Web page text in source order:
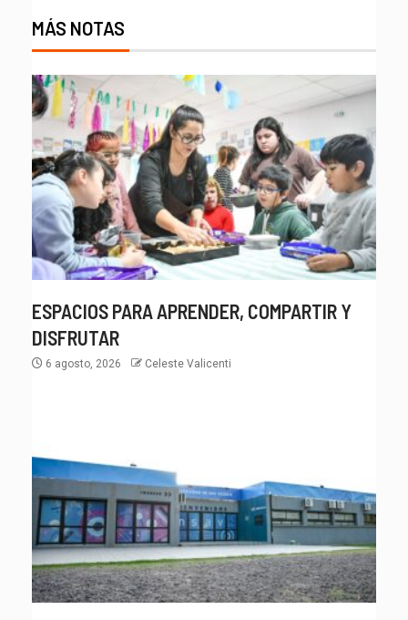
MÁS NOTAS
ESPACIOS PARA APRENDER, COMPARTIR Y
DISFRUTAR
6 agosto, 2026 Celeste Valicenti